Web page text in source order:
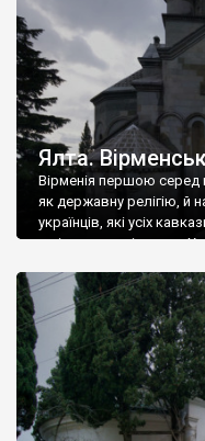
Ялта.
Вірменія першою серед
як державну релігію, й
українців, які усіх
є відданими вірянами